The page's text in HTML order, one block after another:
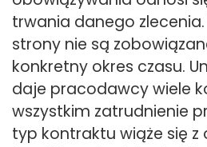
trwania danego
strony nie są
konkretny okres czasu.
daje pracodawcy wiele
wszystkim zatrudnienie
typ kontraktu wiąże się z